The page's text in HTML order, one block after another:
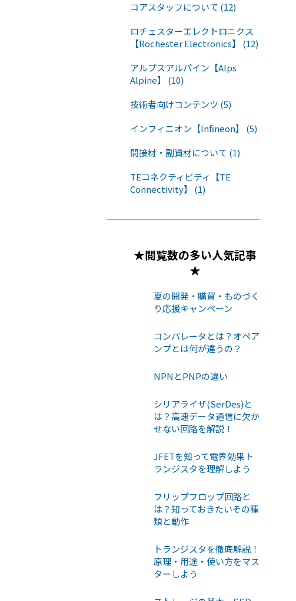
コアスタッフについて (12)
ロチェスターエレクトロニクス
【Rochester Electronics】 (12)
アルプスアルパイン【Alps
Alpine】 (10)
技術者向けコンテンツ (5)
インフィニオン【Infineon】 (5)
間接材・副資材について (1)
TEコネクティビティ【TE
Connectivity】 (1)
★閲覧数の多い人気記事
★
夏の開発・購買・ものづく
り応援キャンペーン
コンパレータとは？オペア
ンプとは何が違うの？
NPNとPNPの違い
シリアライザ(SerDes)と
は？高速データ通信に欠か
せない回路を解説！
JFETを知って電界効果ト
ランジスタを理解しよう
フリップフロップ回路と
は？知っておきたいその種
類と動作
トランジスタを徹底解説！
原理・用途・使い方をマス
ターしよう